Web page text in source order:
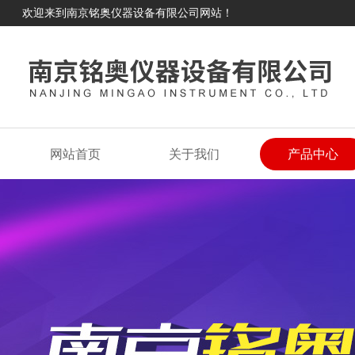
欢迎来到南京铭奥仪器设备有限公司网站！
网站首页 关于我们 产品中心